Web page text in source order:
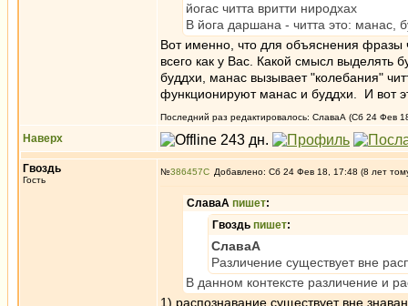
йогас читта вритти ниродхах
В йога даршана - читта это: манас,
Вот именно, что для объяснения фразы
всего как у Вас. Какой смысл выделять
буддхи, манас вызывает "колебания"
функционируют манас и буддхи. И вот
Последний раз редактировалось: СлаваА (Сб 24 Фев
Наверх
Гвоздь
Гость
№386457 Добавлено: Сб 24 Фев 18, 17:48 (8 лет
СлаваА пишет:
Гвоздь пишет:
СлаваА
Различение существует вне
В данном контексте различение и
1) распознавание существует вне